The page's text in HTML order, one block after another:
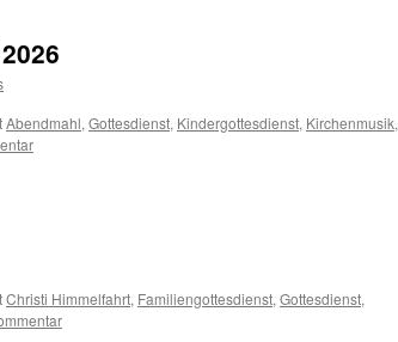
Abendmahl, Gottesdienst, Kindergottesdienst, Kirchenmusik,
Christi Himmelfahrt, Familiengottesdienst, Gottesdienst,